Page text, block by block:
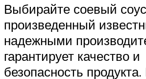
Выбирайте соевый
произведенный
надежными
гарантирует качество и
безопасность